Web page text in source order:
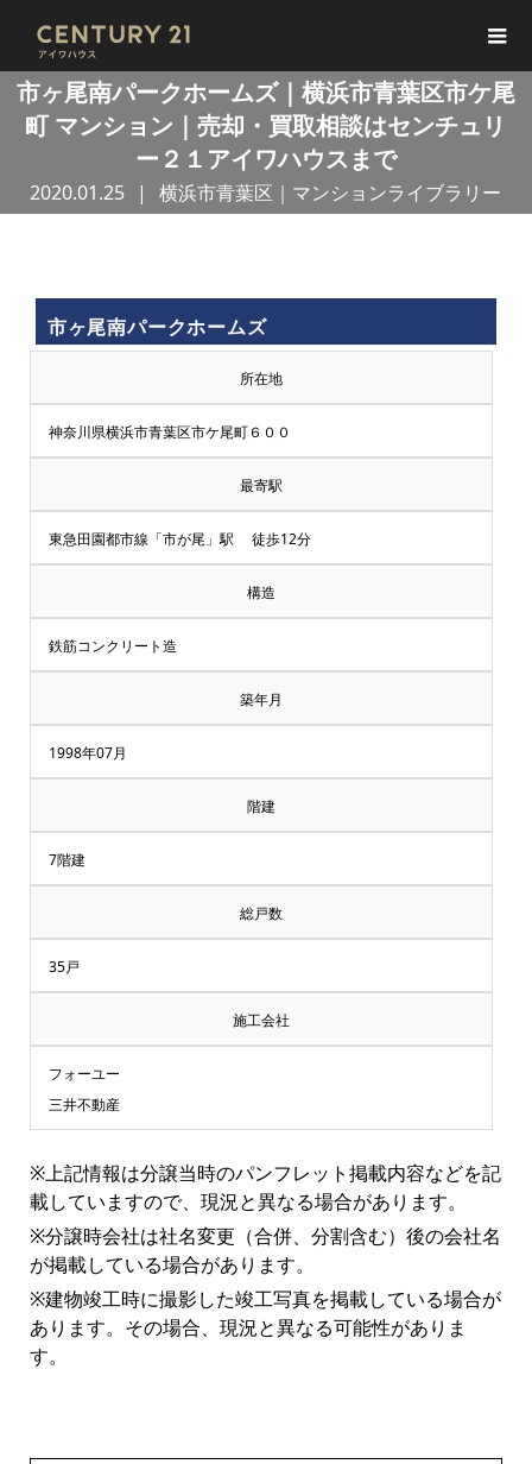
市ヶ尾南パークホームズ｜横浜市青葉区市ケ尾
町 マンション｜売却・買取相談はセンチュリ
ー２１アイワハウスまで
2020.01.25 横浜市青葉区｜マンションライブラリー
買
取
王
で
売
却・
取
談
付
中
♪
マ
ン
シ
ョ
ン
ラ
市ヶ尾南パークホームズ
所在地
神奈川県横浜市青葉区市ケ尾町６００
最寄駅
東急田園都市線「市が尾」駅 徒歩12分
構造
鉄筋コンクリート造
築年月
1998年07月
階建
7階建
総戸数
35戸
施工会社
フォーユー
三井不動産
※上記情報は分譲当時のパンフレット掲載内容などを記
載していますので、現況と異なる場合があります。
※分譲時会社は社名変更（合併、分割含む）後の会社名
が掲載している場合があります。
※建物竣工時に撮影した竣工写真を掲載している場合が
あります。その場合、現況と異なる可能性がありま
す。